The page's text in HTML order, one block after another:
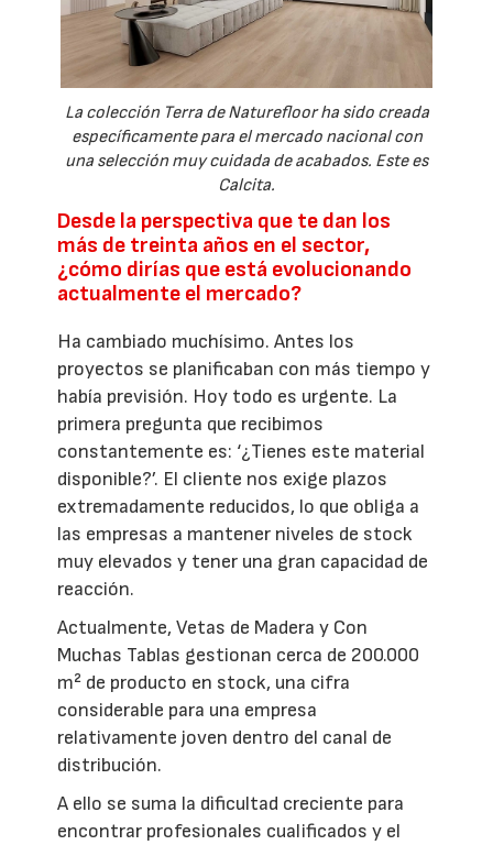
La colección Terra de Naturefloor ha sido creada
específicamente para el mercado nacional con
una selección muy cuidada de acabados. Este es
Calcita.
Desde la perspectiva que te dan los
más de treinta años en el sector,
¿cómo dirías que está evolucionando
actualmente el mercado?
Ha cambiado muchísimo. Antes los
proyectos se planificaban con más tiempo y
había previsión. Hoy todo es urgente. La
primera pregunta que recibimos
constantemente es: ‘¿Tienes este material
disponible?’. El cliente nos exige plazos
extremadamente reducidos, lo que obliga a
las empresas a mantener niveles de stock
muy elevados y tener una gran capacidad de
reacción.
Actualmente, Vetas de Madera y Con
Muchas Tablas gestionan cerca de 200.000
m² de producto en stock, una cifra
considerable para una empresa
relativamente joven dentro del canal de
distribución.
A ello se suma la dificultad creciente para
encontrar profesionales cualificados y el